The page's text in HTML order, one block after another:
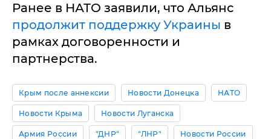
Ранее в НАТО заявили, что Альянс
продолжит поддержку Украины в
рамках договоренности и
партнерства.
Крым после аннексии Новости Донецка НАТО
Новости Крыма Новости Луганска
Армия России "ДНР" "ЛНР" Новости России